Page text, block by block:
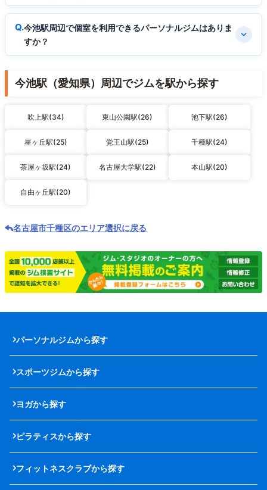
今池駅周辺で個室を利用できるパーソナルジムはありま
すか？
今池駅（愛知県）周辺でジムを駅から探す
吹上駅(34) 東山公園駅(26) 池下駅(26)
星ヶ丘駅(25) 覚王山駅(25) 千種駅(24)
茶屋ヶ坂駅(24) 名古屋大学駅(22) 本山駅(20)
自由ヶ丘駅(20)
名古屋市千種区のエリア選択に戻る
パーソナルジムから探す
スポーツジムから探す
ヨガから探す
ピラティスから探す
フィットネスクラブから探す